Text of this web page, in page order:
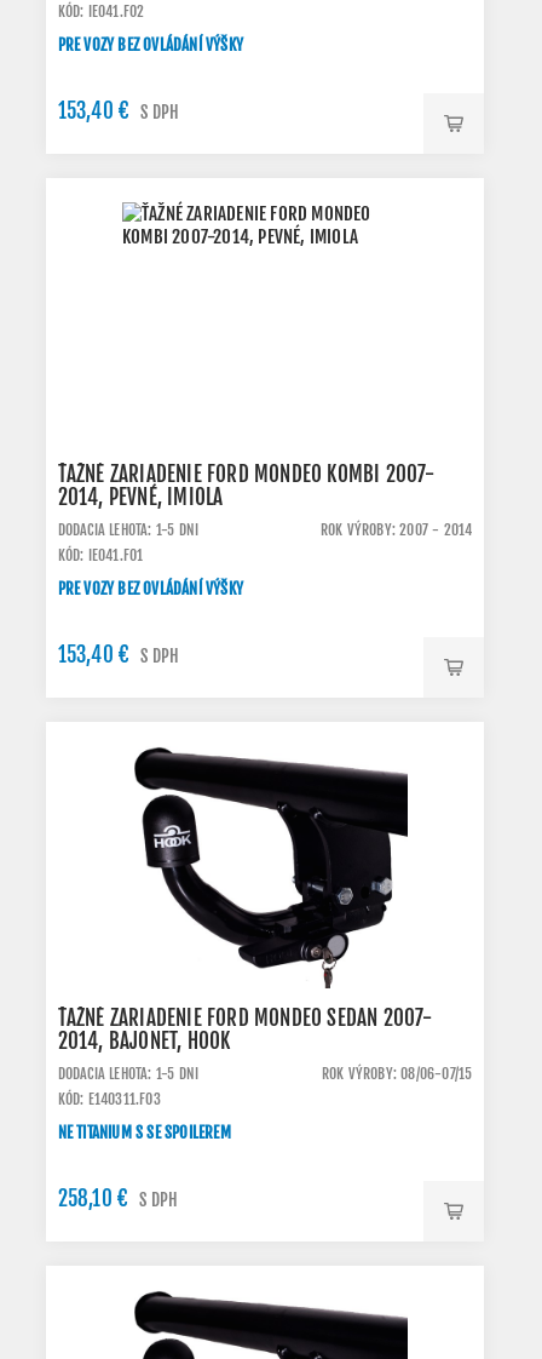
KÓD: IE041.FO2
PRE VOZY BEZ OVLÁDÁNÍ VÝŠKY
153,40 € S DPH
ŤAŽNÉ ZARIADENIE FORD MONDEO KOMBI 2007-
2014, PEVNÉ, IMIOLA
DODACIA LEHOTA: 1-5 DNI
ROK VÝROBY: 2007 - 2014
KÓD: IE041.FO1
PRE VOZY BEZ OVLÁDÁNÍ VÝŠKY
153,40 € S DPH
ŤAŽNÉ ZARIADENIE FORD MONDEO SEDAN 2007-
2014, BAJONET, HOOK
DODACIA LEHOTA: 1-5 DNI
ROK VÝROBY: 08/06-07/15
KÓD: E140311.FO3
NE TITANIUM S SE SPOILEREM
258,10 € S DPH